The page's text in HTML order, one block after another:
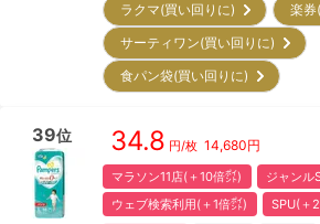
ラクマ(買い回りに)
楽
サーティワン(買い回りに)
食パン袋(買い回りに)
39位 34.8 円/枚 14,680円
マラソン11店(＋10倍㌽)
ジャンル
ウェブ検索利用(＋1倍㌽)
SPU(＋